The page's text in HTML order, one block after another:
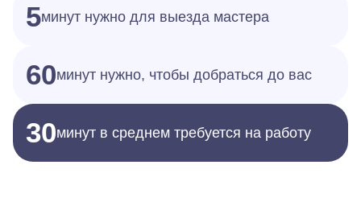
5минут нужно для выезда мастера
60минут нужно, чтобы добраться до вас
30минут в среднем требуется на работу